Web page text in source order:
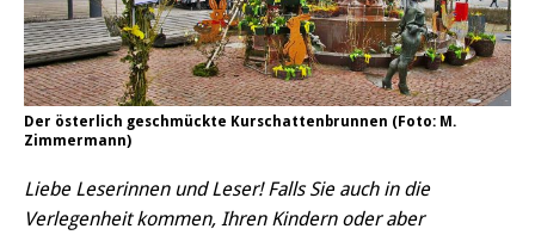
Der österlich geschmückte Kurschattenbrunnen (Foto: M.
Zimmermann)
Liebe Leserinnen und Leser! Falls Sie auch in die
Verlegenheit kommen, Ihren Kindern oder aber